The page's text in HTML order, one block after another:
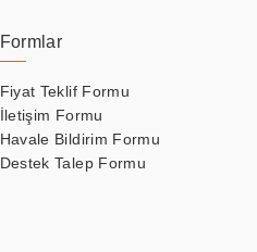
Formlar
Fiyat Teklif Formu
İletişim Formu
Havale Bildirim Formu
Destek Talep Formu